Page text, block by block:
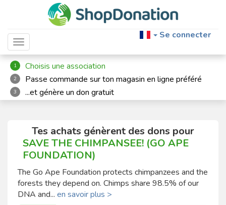
Toggle navigation
Se connecter
1 Choisis une association
2 Passe commande sur ton magasin en ligne préféré
3 ...et génère un don gratuit
Tes achats génèrent des dons pour
SAVE THE CHIMPANSEE! (GO APE
FOUNDATION)
The Go Ape Foundation protects chimpanzees and the
forests they depend on. Chimps share 98.5% of our
DNA and... en savoir plus >